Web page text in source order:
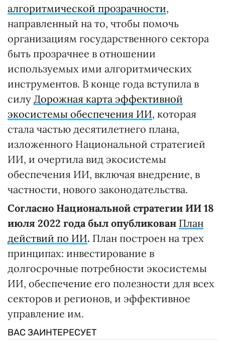
алгоритмической прозрачности,
направленный на то, чтобы помочь
организациям государственного сектора
быть прозрачнее в отношении
используемых ими алгоритмических
инструментов. В конце года вступила в
силу Дорожная карта эффективной
экосистемы обеспечения ИИ, которая
стала частью десятилетнего плана,
изложенного Национальной стратегией
ИИ, и очертила вид экосистемы
обеспечения ИИ, включая внедрение, в
частности, нового законодательства.
Согласно Национальной стратегии ИИ 18
июля 2022 года был опубликован План
действий по ИИ. План построен на трех
принципах: инвестирование в
долгосрочные потребности экосистемы
ИИ, обеспечение его полезности для всех
секторов и регионов, и эффективное
управление им.
ВАС ЗАИНТЕРЕСУЕТ